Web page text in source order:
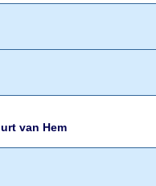
van Hem